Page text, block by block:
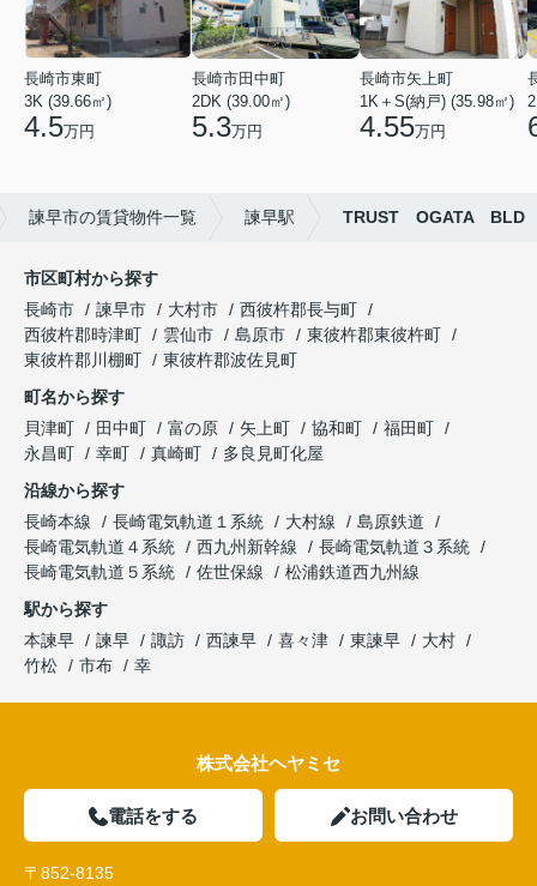
長崎市東町
3K (39.66㎡)
4.5万円
長崎市田中町
2DK (39.00㎡)
5.3万円
長崎市矢上町
1K＋S(納戸) (35.98㎡)
4.55万円
諫早市の賃貸物件一覧 諫早駅 TRUST OGATA BLD
市区町村から探す
長崎市
諫早市 大村市
西彼杵郡長与町
西彼杵郡時津町
雲仙市 島原市
東彼杵郡東彼杵町
東彼杵郡川棚町
東彼杵郡波佐見町
町名から探す
貝津町
田中町 富の原 矢上町 協和町
福田町
永昌町
幸町 真崎町
多良見町化屋
沿線から探す
長崎本線
長崎電気軌道１系統 大村線
島原鉄道
長崎電気軌道４系統
西九州新幹線
長崎電気軌道３系統
長崎電気軌道５系統
佐世保線
松浦鉄道西九州線
駅から探す
本諫早
諫早 諏訪 西諫早 喜々津 東諫早
大村
竹松
市布 幸
株式会社ヘヤミセ
電話をする お問い合わせ
〒852-8135